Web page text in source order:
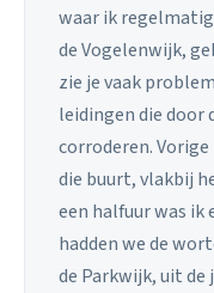
waar ik
de Vogelenwijk,
zie je vaak
leidingen die door
corroderen.
die buurt, vlakbij
een halfuur was ik
hadden we de
de Parkwijk, uit de